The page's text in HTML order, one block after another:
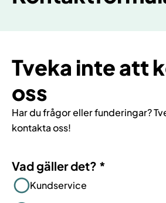
Om oss
Logga in i Tambur
Tveka inte att
oss
Har du frågor eller funderingar?
kontakta oss!
Vad gäller det? *
Kundservice